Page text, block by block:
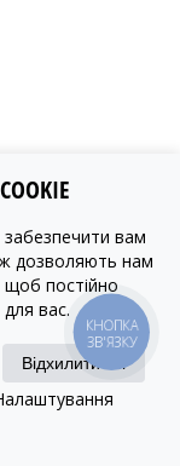
вам
дозволяють нам
щоб постійно
вас.
Відхилити всі
КНОПКА
ЗВ'ЯЗКУ